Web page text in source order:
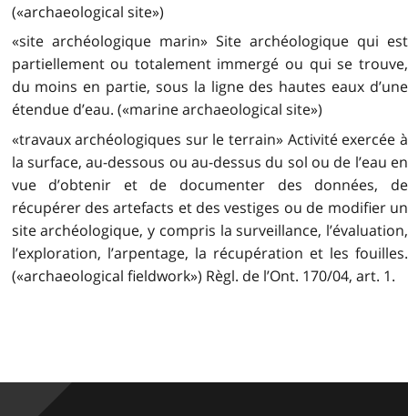
(«archaeological site»)
«site archéologique marin» Site archéologique qui est
partiellement ou totalement immergé ou qui se trouve,
du moins en partie, sous la ligne des hautes eaux d’une
étendue d’eau. («marine archaeological site»)
«travaux archéologiques sur le terrain» Activité exercée à
la surface, au-dessous ou au-dessus du sol ou de l’eau en
vue d’obtenir et de documenter des données, de
récupérer des artefacts et des vestiges ou de modifier un
site archéologique, y compris la surveillance, l’évaluation,
l’exploration, l’arpentage, la récupération et les fouilles.
(«archaeological fieldwork») Règl. de l’Ont. 170/04, art. 1.